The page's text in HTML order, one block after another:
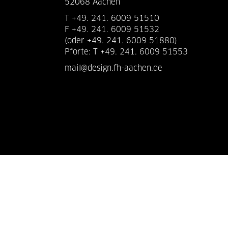
52068 Aachen
T +49. 241. 6009 51510
F +49. 241. 6009 51532
(oder +49. 241. 6009 51880)
Pforte: T +49. 241. 6009 51553
mail@design.fh-aachen.de